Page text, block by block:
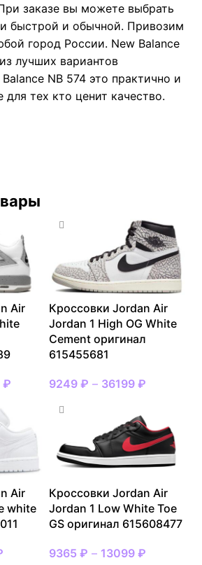
заказе вы можете выбрать
быстрой и обычной. Привозим
город России. New Balance
лучших вариантов
NB 574 это практично и
тех кто ценит качество.
Air
₽
Кроссовки Jordan Air
Jordan 1 High OG White
Cement оригинал
615455681
9249 ₽ – 36199 ₽
Air
white
Кроссовки Jordan Air
Jordan 1 Low White Toe
GS оригинал 615608477
9365 ₽ – 13099 ₽